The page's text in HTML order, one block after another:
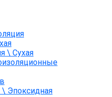
\ Сухая
\ Эпоксидная